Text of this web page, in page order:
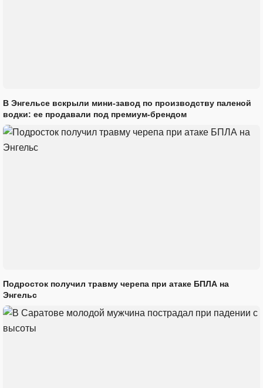
В Энгельсе вскрыли мини-завод по производству паленой
водки: ее продавали под премиум-брендом
Подросток получил травму черепа при атаке БПЛА на
Энгельс